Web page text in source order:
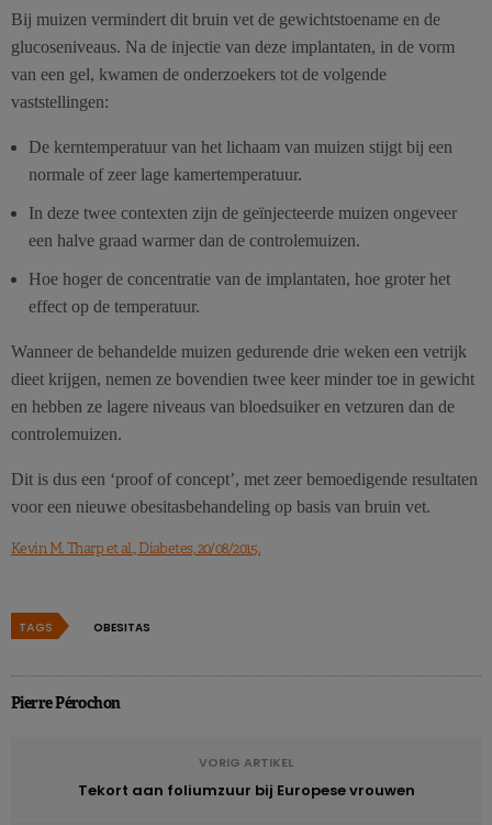
Bij muizen vermindert dit bruin vet de gewichtstoename en de
glucoseniveaus. Na de injectie van deze implantaten, in de vorm
van een gel, kwamen de onderzoekers tot de volgende
vaststellingen:
De kerntemperatuur van het lichaam van muizen stijgt bij een
normale of zeer lage kamertemperatuur.
In deze twee contexten zijn de geïnjecteerde muizen ongeveer
een halve graad warmer dan de controlemuizen.
Hoe hoger de concentratie van de implantaten, hoe groter het
effect op de temperatuur.
Wanneer de behandelde muizen gedurende drie weken een vetrijk
dieet krijgen, nemen ze bovendien twee keer minder toe in gewicht
en hebben ze lagere niveaus van bloedsuiker en vetzuren dan de
controlemuizen.
Dit is dus een ‘proof of concept’, met zeer bemoedigende resultaten
voor een nieuwe obesitasbehandeling op basis van bruin vet.
Kevin M. Tharp et al., Diabetes, 20/08/2015.
TAGS OBESITAS
Pierre Pérochon
VORIG ARTIKEL
Tekort aan foliumzuur bij Europese vrouwen